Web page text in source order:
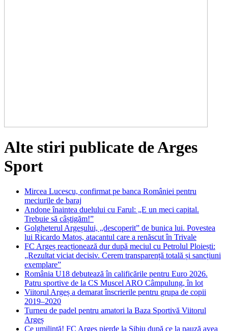
Alte stiri publicate de Arges
Sport
Mircea Lucescu, confirmat pe banca României pentru
meciurile de baraj
Andone înaintea duelului cu Farul: „E un meci capital.
Trebuie să câștigăm!”
Golgheterul Argeșului, „descoperit” de bunica lui. Povestea
lui Ricardo Matos, atacantul care a renăscut în Trivale
FC Argeș reacționează dur după meciul cu Petrolul Ploiești:
„Rezultat viciat decisiv. Cerem transparență totală și sancțiuni
exemplare”
România U18 debutează în calificările pentru Euro 2026.
Patru sportive de la CS Muscel ARO Câmpulung, în lot
Viitorul Argeș a demarat înscrierile pentru grupa de copii
2019–2020
Turneu de padel pentru amatori la Baza Sportivă Viitorul
Argeș
Ce umilință! FC Argeș pierde la Sibiu după ce la pauză avea